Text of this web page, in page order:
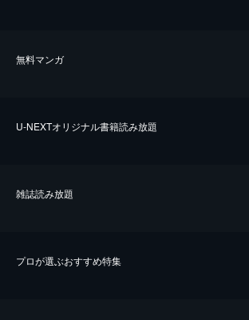
無料マンガ
U-NEXTオリジナル書籍読み放題
雑誌読み放題
プロが選ぶおすすめ特集